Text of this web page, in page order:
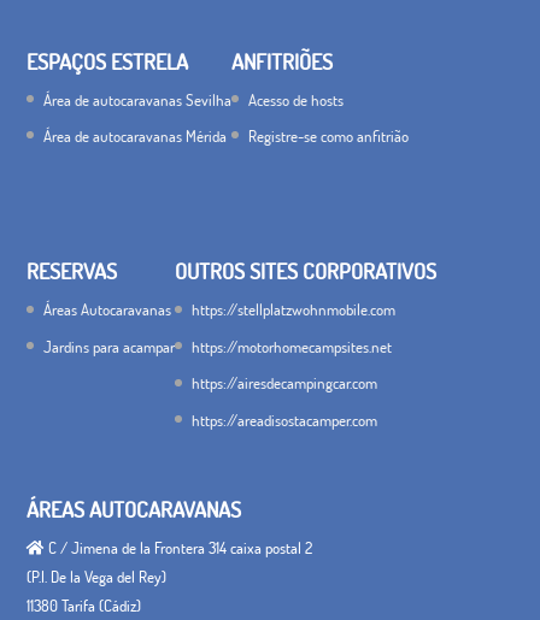
ESPAÇOS ESTRELA
Área de autocaravanas Sevilha
Área de autocaravanas Mérida
ANFITRIÕES
Acesso de hosts
Registre-se como anfitrião
RESERVAS
Áreas Autocaravanas
Jardins para acampar
OUTROS SITES CORPORATIVOS
https://stellplatzwohnmobile.com
https://motorhomecampsites.net
https://airesdecampingcar.com
https://areadisostacamper.com
ÁREAS AUTOCARAVANAS
C / Jimena de la Frontera 314 caixa postal 2
(P.I. De la Vega del Rey)
11380 Tarifa (Cádiz)